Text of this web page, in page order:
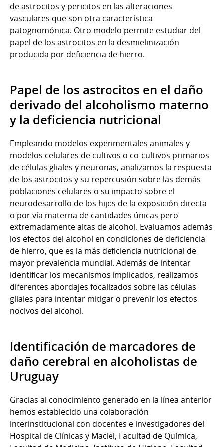
de astrocitos y pericitos en las alteraciones
vasculares que son otra característica
patognomónica. Otro modelo permite estudiar del
papel de los astrocitos en la desmielinización
producida por deficiencia de hierro.
Papel de los astrocitos en el daño
derivado del alcoholismo materno
y la deficiencia nutricional
Empleando modelos experimentales animales y
modelos celulares de cultivos o co-cultivos primarios
de células gliales y neuronas, analizamos la respuesta
de los astrocitos y su repercusión sobre las demás
poblaciones celulares o su impacto sobre el
neurodesarrollo de los hijos de la exposición directa
o por vía materna de cantidades únicas pero
extremadamente altas de alcohol. Evaluamos además
los efectos del alcohol en condiciones de deficiencia
de hierro, que es la más deficiencia nutricional de
mayor prevalencia mundial. Además de intentar
identificar los mecanismos implicados, realizamos
diferentes abordajes focalizados sobre las células
gliales para intentar mitigar o prevenir los efectos
nocivos del alcohol.
Identificación de marcadores de
daño cerebral en alcoholistas de
Uruguay
Gracias al conocimiento generado en la línea anterior
hemos establecido una colaboración
interinstitucional con docentes e investigadores del
Hospital de Clínicas y Maciel, Facultad de Química,